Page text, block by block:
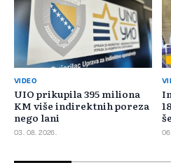
VIDEO
UIO prikupila 395 miliona
KM više indirektnih poreza
nego lani
03. 08. 2026.